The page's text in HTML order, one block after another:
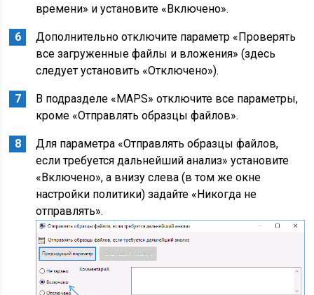
времени» и установите «Включено».
Дополнительно отключите параметр «Проверять
все загруженные файлы и вложения» (здесь
следует установить «Отключено»).
В подразделе «MAPS» отключите все параметры,
кроме «Отправлять образцы файлов».
Для параметра «Отправлять образцы файлов,
если требуется дальнейший анализ» установите
«Включено», а внизу слева (в том же окне
настройки политики) задайте «Никогда не
отправлять».